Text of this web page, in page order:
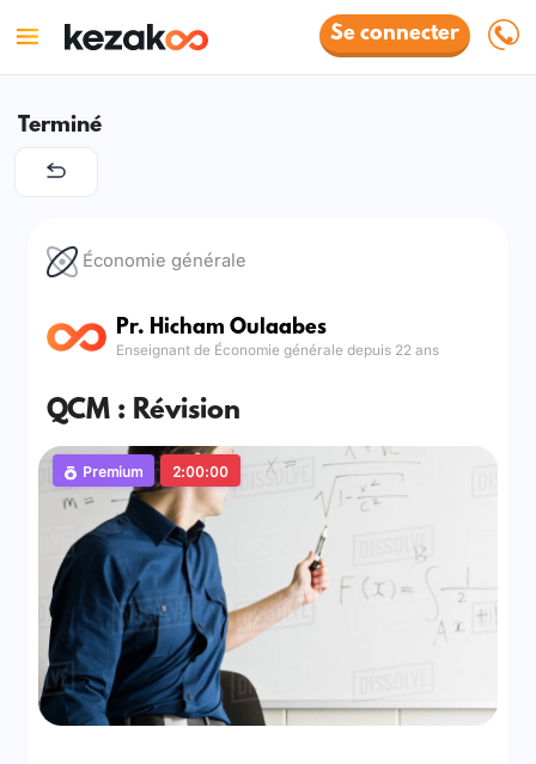
Se connecter
Terminé
Économie générale
Pr. Hicham Oulaabes
Enseignant de Économie générale depuis 22 ans
QCM : Révision
Premium 2:00:00